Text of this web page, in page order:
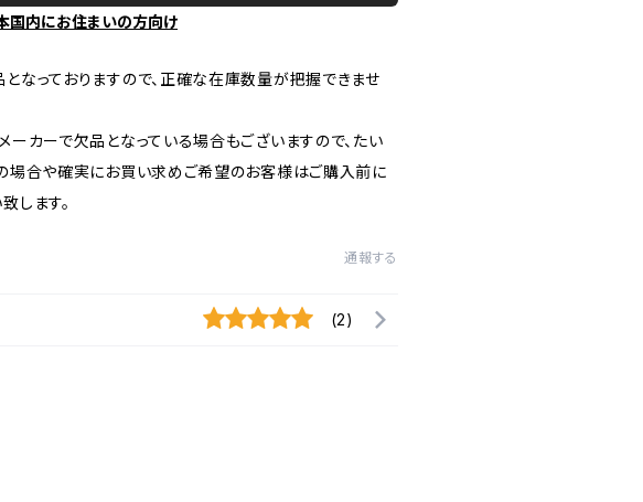
国内にお住まいの方向け
なっておりますので、正確な在庫数量が把握できませ
ーカーで欠品となっている場合もございますので、たい
場合や確実にお買い求めご希望のお客様はご購入前に
します。
通報する
(2)